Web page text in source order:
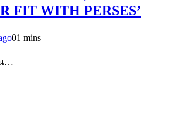
FIT WITH PERSES’
01 mins
น…